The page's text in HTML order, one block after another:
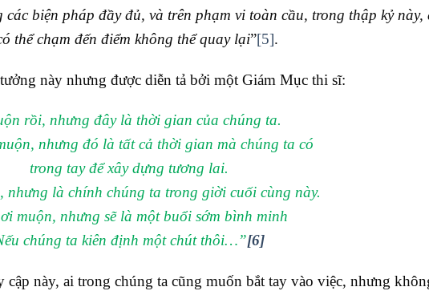
các biện pháp đầy đủ, và trên phạm vi toàn cầu, trong thập kỷ này,
thể chạm đến điểm không thể quay lại”[5].
này nhưng được diễn tả bởi một Giám Mục thi sĩ:
rồi, nhưng đây là thời gian của chúng ta.
nhưng đó là tất cả thời gian mà chúng ta có
trong tay để xây dựng tương lai.
nhưng là chính chúng ta trong giời cuối cùng này.
muộn, nhưng sẽ là một buổi sớm bình minh
chúng ta kiên định một chút thôi…”[6]
này, ai trong chúng ta cũng muốn bắt tay vào việc, nhưng